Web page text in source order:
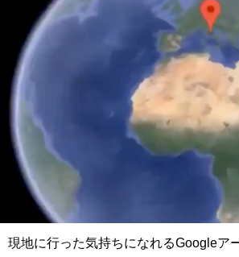
現地に行った気持ちになれるGoogleア